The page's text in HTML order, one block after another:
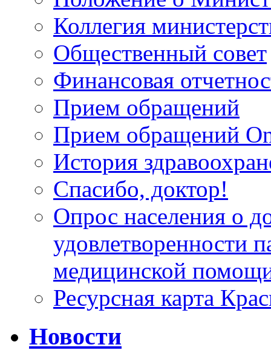
Коллегия
Общественный совет
Финансовая
Прием обращений
Прием обращений
История
Спасибо, доктор!
Опрос населения о
удовлетворенности
медицинской
Ресурсная карта
Новости